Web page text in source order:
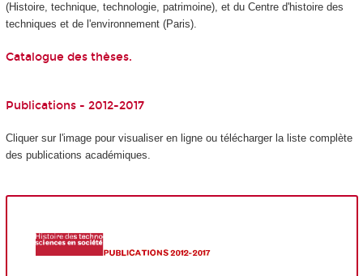
(Histoire, technique, technologie, patrimoine), et du Centre d'histoire des
techniques et de l'environnement (Paris).
Catalogue des thèses.
Publications - 2012-2017
Cliquer sur l'image pour visualiser en ligne ou télécharger la liste complète
des publications académiques.